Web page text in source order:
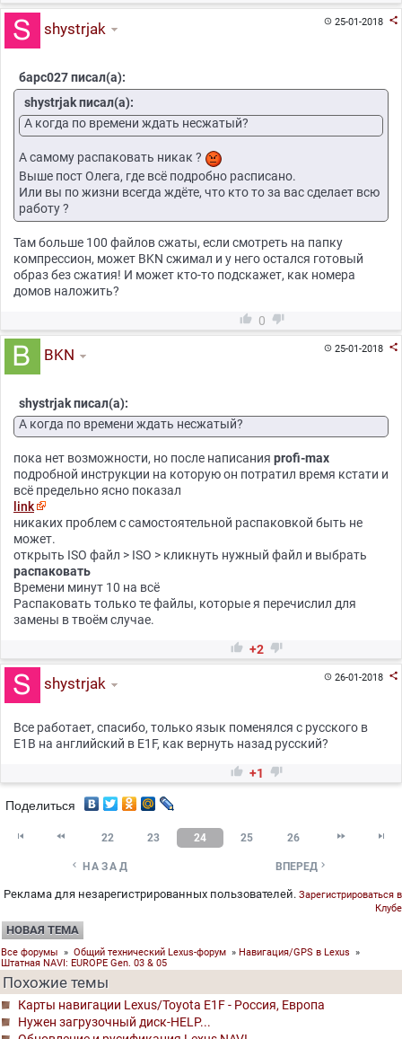
25-01-2018 
shystrjak
барс027 писал(а):
shystrjak писал(а):
А когда по времени ждать несжатый?
А самому распаковать никак ?
Выше пост Олега, где всё подробно расписано.
Или вы по жизни всегда ждёте, что кто то за вас сделает всю
работу ?
Там больше 100 файлов сжаты, если смотреть на папку
компрессион, может BKN сжимал и у него остался готовый
образ без сжатия! И может кто-то подскажет, как номера
домов наложить?
 0 
25-01-2018 
BKN
shystrjak писал(а):
А когда по времени ждать несжатый?
пока нет возможности, но после написания profi-max
подробной инструкции на которую он потратил время кстати и
всё предельно ясно показал
link
никаких проблем с самостоятельной распаковкой быть не
может.
открыть ISO файл > ISO > кликнуть нужный файл и выбрать
распаковать
Времени минут 10 на всё
Распаковать только те файлы, которые я перечислил для
замены в твоём случае.
 +2 
26-01-2018 
shystrjak
Все работает, спасибо, только язык поменялся с русского в
E1B на английский в E1F, как вернуть назад русский?
 +1 
Поделиться
  22 23 24 25 26  
 НАЗАД ВПЕРЕД 
Реклама для незарегистрированных пользователей. Зарегистрироваться в
Клубе
НОВАЯ ТЕМА
Все форумы » Общий технический Lexus-форум » Навигация/GPS в Lexus »
Штатная NAVI: EUROPE Gen. 03 & 05
Похожие темы
Карты навигации Lexus/Toyota Е1F - Россия, Европа
Нужен загрузочный диск-HELP...